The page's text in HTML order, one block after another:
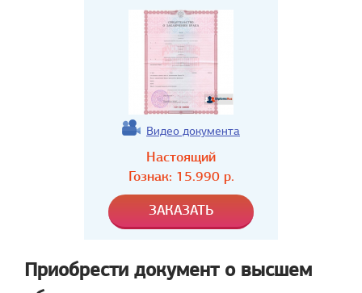
Видео документа
Настоящий
Гознак: 15.990р.
Приобрести документ о высшем